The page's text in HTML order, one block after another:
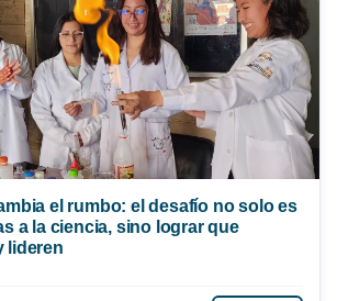
el rumbo: el desafío no solo es
a la ciencia, sino lograr que
lideren